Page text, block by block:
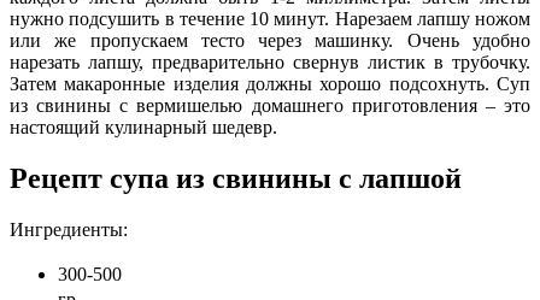
нужно подсушить в течение 10 минут. Нарезаем лапшу ножом
или же пропускаем тесто через машинку. Очень удобно
нарезать лапшу, предварительно свернув листик в трубочку.
Затем макаронные изделия должны хорошо подсохнуть. Суп
из свинины с вермишелью домашнего приготовления – это
настоящий кулинарный шедевр.
Рецепт супа из свинины с лапшой
Ингредиенты:
300-500